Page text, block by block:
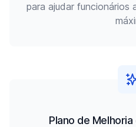
para ajudar funcionários
Plano de